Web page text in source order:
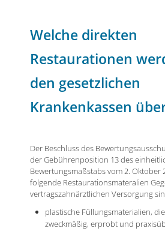
Welche direkten
Restaurationen
den gesetzlichen
Krankenkassen
Der Beschluss des
der Gebührenposition 13 des
Bewertungsmaßstabs vom 2. Oktober
folgende Restaurationsmateralien
vertragszahnärztlichen Versorgung
plastische Füllungsmaterialien,
zweckmäßig, erprobt und